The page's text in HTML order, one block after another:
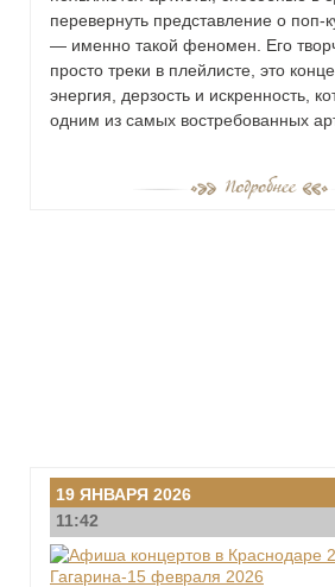
перевернуть представление о поп-
— именно такой феномен. Его
просто треки в плейлисте, это
энергия, дерзость и искренность,
одним из самых востребованных
19 ЯНВАРЯ 2026
11:42